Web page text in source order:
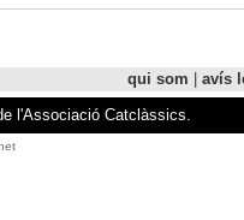
qui som
avís
l'Associació Catclàssics.